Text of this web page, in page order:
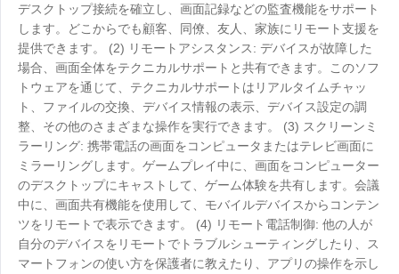
デスクトップ接続を確立し、画面記録などの監査機能をサポート
します。どこからでも顧客、同僚、友人、家族にリモート支援を
提供できます。 (2) リモートアシスタンス: デバイスが故障した
場合、画面全体をテクニカルサポートと共有できます。このソフ
トウェアを通じて、テクニカルサポートはリアルタイムチャッ
ト、ファイルの交換、デバイス情報の表示、デバイス設定の調
整、その他のさまざまな操作を実行できます。 (3) スクリーンミ
ラーリング: 携帯電話の画面をコンピュータまたはテレビ画面に
ミラーリングします。ゲームプレイ中に、画面をコンピューター
のデスクトップにキャストして、ゲーム体験を共有します。会議
中に、画面共有機能を使用して、モバイルデバイスからコンテン
ツをリモートで表示できます。 (4) リモート電話制御: 他の人が
自分のデバイスをリモートでトラブルシューティングしたり、ス
マートフォンの使い方を保護者に教えたり、アプリの操作を示し